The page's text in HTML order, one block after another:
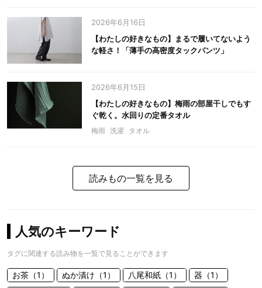
2026年6月16日
【わたしの好きなもの】まるで履いてないよう
な軽さ！「薄手の高密度タックパンツ」
2026年6月15日
【わたしの好きなもの】梅雨の部屋干しでもす
ぐ乾く。水回りの定番タオル
梅雨 洗濯 タオル
読みもの一覧を見る
人気のキーワード
タグに関連する読み物を一覧で見ることができます
お茶（1） ぬか漬け（1） 八尾和紙（1）
器（1）